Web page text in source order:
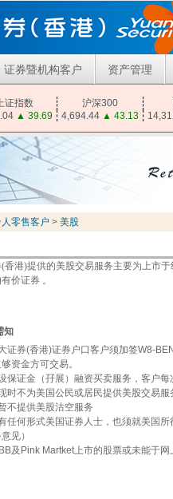
证券暨机构客户 资产管理
证指数 沪深300
▲ 39.69 4,694.44 ▲ 43.13
零售客户 > 美股
香港)提供的美股交易服务主要为上市
价证券 。
知
证券(香港)证券户口客户须加签W8-
资金方可交易。
保证金（孖展）融资买卖服务，客户每
时不为美国公民或居民提供美股交易服
不提供美股沽空服务
任何形式美国证券人士，也须就美国
见）
及 Pink Martket上市的股票或未能于